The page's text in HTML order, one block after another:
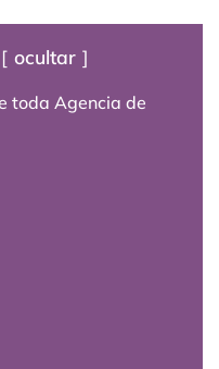
ocultar
toda Agencia de